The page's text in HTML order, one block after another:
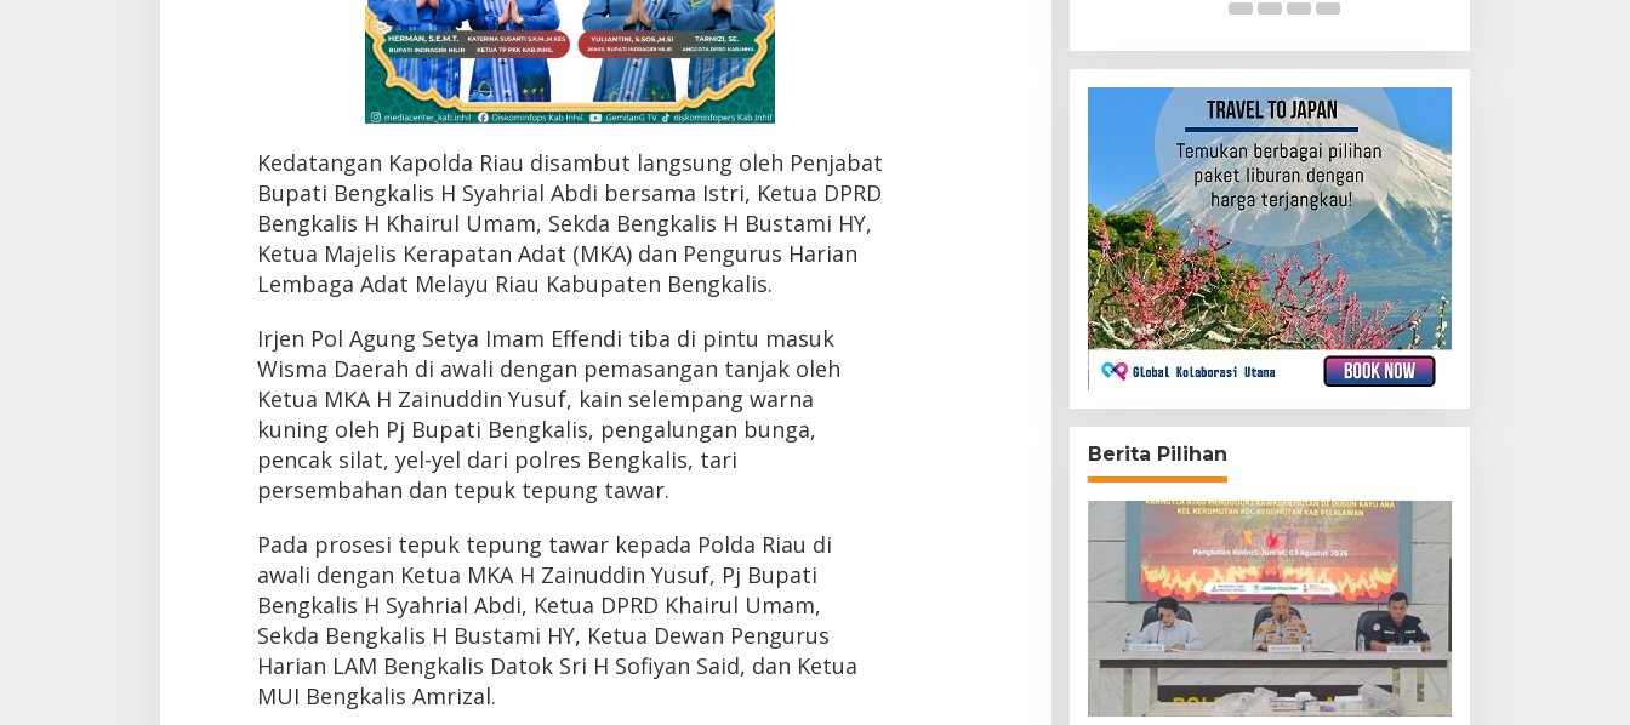
Kedatangan Kapolda Riau disambut langsung oleh Penjabat
Bupati Bengkalis H Syahrial Abdi bersama Istri, Ketua DPRD
Bengkalis H Khairul Umam, Sekda Bengkalis H Bustami HY,
Ketua Majelis Kerapatan Adat (MKA) dan Pengurus Harian
Lembaga Adat Melayu Riau Kabupaten Bengkalis.
Irjen Pol Agung Setya Imam Effendi tiba di pintu masuk
Wisma Daerah di awali dengan pemasangan tanjak oleh
Ketua MKA H Zainuddin Yusuf, kain selempang warna
kuning oleh Pj Bupati Bengkalis, pengalungan bunga,
pencak silat, yel-yel dari polres Bengkalis, tari
persembahan dan tepuk tepung tawar.
Pada prosesi tepuk tepung tawar kepada Polda Riau di
awali dengan Ketua MKA H Zainuddin Yusuf, Pj Bupati
Bengkalis H Syahrial Abdi, Ketua DPRD Khairul Umam,
Sekda Bengkalis H Bustami HY, Ketua Dewan Pengurus
Harian LAM Bengkalis Datok Sri H Sofiyan Said, dan Ketua
MUI Bengkalis Amrizal.
Berita Pilihan